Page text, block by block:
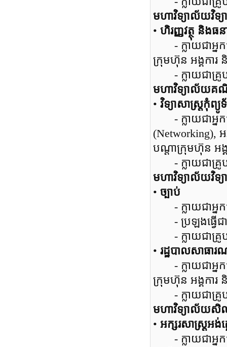
មហាវិទ្យាល័យវិទ្យា
• ហិរញ្ញវត្ថុ និងធន
- ក្លាយជាអ្នក
ក្រុមហ៊ុន អង្គការ
- ក្លាយជាគ្រូបង្
មហាវិទ្យាល័យគណិ
• វិទ្យាសាស្ត្រកុំព្យូ
- ក្លាយជាអ្នក
(Networking),
បណ្តាក្រុមហ៊ុន អង្
- ក្លាយជាគ្រូបង្
មហាវិទ្យាល័យវិទ្យ
• ច្បាប់
- ក្លាយជាអ្នក
- ប្រឡងធ្វើជា
- ក្លាយជាគ្រូប
• រដ្ឋបាលសាធារ
- ក្លាយជាអ្នក
ក្រុមហ៊ុន អង្គការ
- ក្លាយជាគ្រូបង្
មហាវិទ្យាល័យសិល្
• អក្សរសាស្ត្រអង់
- ក្លាយជាអ្នក